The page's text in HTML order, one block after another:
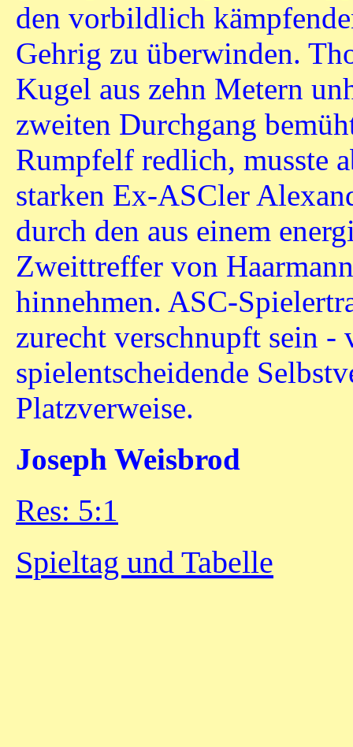
den vorbildlich
Gehrig zu überwinden.
Kugel aus zehn Metern
zweiten Durchgang
Rumpfelf redlich, musste
starken Ex-ASCler
durch den aus einem
Zweittreffer von
hinnehmen. ASC-
zurecht verschnupft sein -
spielentscheidende
Platzverweise.
Joseph Weisbrod
Res: 5:1
Spieltag und Tabelle